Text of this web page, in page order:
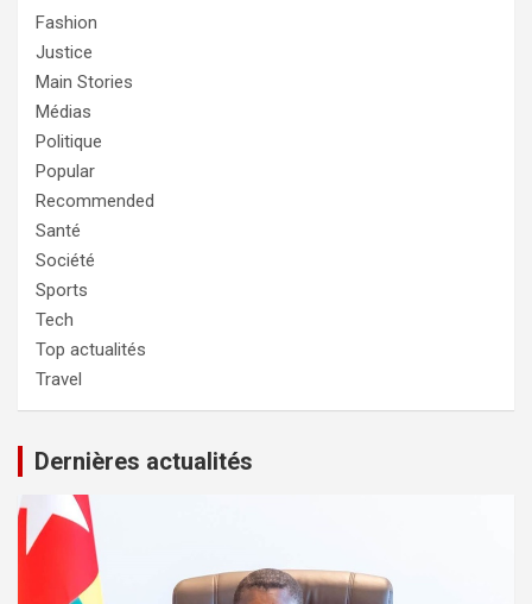
Fashion
Justice
Main Stories
Médias
Politique
Popular
Recommended
Santé
Société
Sports
Tech
Top actualités
Travel
Dernières actualités